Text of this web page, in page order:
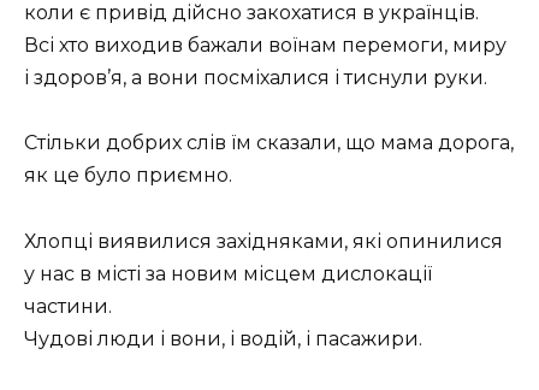
коли є привід дійсно закохатися в українців.
Всі хто виходив бажали воїнам перемоги, миру
і здоров’я, а вони посміхалися і тиснули руки.
Стільки добрих слів їм сказали, що мама дорога,
як це було приємно.
Хлопці виявилися західняками, які опинилися
у нас в місті за новим місцем дислокації
частини.
Чудові люди і вони, і водій, і пасажири.